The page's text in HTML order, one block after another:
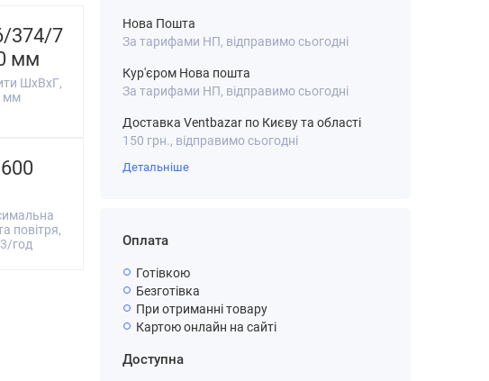
374/7
мм
ШхВхГ,
мм
повітря,
год
Нова Пошта
За тарифами НП, відправимо сьогодні
Кур'єром Нова пошта
За тарифами НП, відправимо сьогодні
Доставка Ventbazar по Києву та області
150 грн., відправимо сьогодні
Детальніше
Оплата
Готівкою
Безготівка
При отриманні товару
Картою онлайн на сайті
Доступна